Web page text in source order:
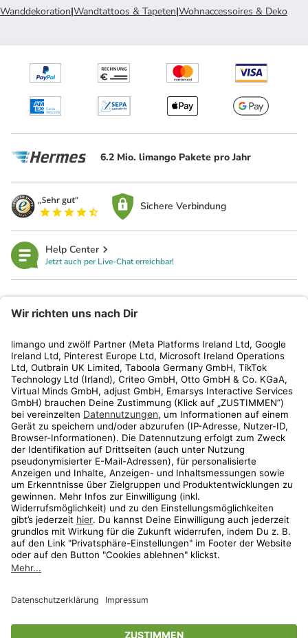
Wanddekoration|Wandtattoos & Tapeten|Wohnaccessoires & Deko
6.2 Mio. limango Pakete pro Jahr
Sichere Verbindung
Help Center
Jetzt auch per Live-Chat erreichbar!
Kundenservice
Shop
Aktionen
Travel